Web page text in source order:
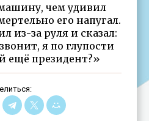
чем удивил
его напугал.
из-за руля и сказал:
я по глупости
ещё президент?»